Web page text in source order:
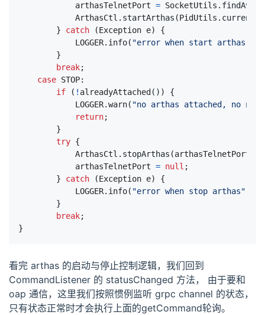
arthasTelnetPort = SocketUtils .
ArthasCtl . startArthas (PidUtils .
}
catch (Exception e)
{
LOGGER. info( "error when start arthas"
}
break;
case STOP:
if
( ! alreadyAttached ())
{
LOGGER.warn( "no arthas attached, no
return;
}
try {
ArthasCtl . stopArthas (arthasTelnetPort
arthasTelnetPort = null ;
}
catch (Exception e)
{
LOGGER. info( "error when stop arthas"
}
break;
}
看完 arthas 的启动与停止控制逻辑，我们回到
CommandListener 的 statusChanged 方法， 由于要和
oap 通信，这里我们按照惯例监听 grpc channel 的状态，
只有状态正常时才会执行上面的getCommand轮询。